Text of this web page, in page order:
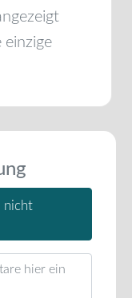
einzige
nicht